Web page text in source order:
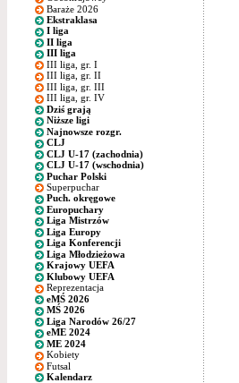
Baraże 2026
Ekstraklasa
I liga
II liga
III liga
III liga, gr. I
III liga, gr. II
III liga, gr. III
III liga, gr. IV
Dziś grają
Niższe ligi
Najnowsze rozgr.
CLJ
CLJ U-17 (zachodnia)
CLJ U-17 (wschodnia)
Puchar Polski
Superpuchar
Puch. okręgowe
Europuchary
Liga Mistrzów
Liga Europy
Liga Konferencji
Liga Młodzieżowa
Krajowy UEFA
Klubowy UEFA
Reprezentacja
eMŚ 2026
MŚ 2026
Liga Narodów 26/27
eME 2024
ME 2024
Kobiety
Futsal
Kalendarz